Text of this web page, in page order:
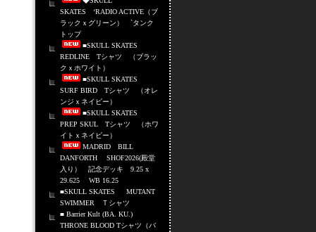
SKATES ‘RADIO ACTIVE（ブ
ラックｘグリーン） `タンク
トップ
■SKULL SKATES
REDLINE Tシャツ （ブラッ
クｘホワイト）
■SKULL SKATES
SURF BIRD Tシャツ （オレ
ンジｘネイビー）
■SKULL SKATES
PREP SKUL Tシャツ （ホワ
イトｘネイビー）
MADRID BILL
DANFORTH SHOF2026(殿堂
入り） 記念デッキ 9.25 x
29.625 WB 16.25
■SKULL SKATES MUTANT
SWIMMER Ｔシャツ
■ Barrier Kult (BA. KU.)
THRONE BLOOD Tシャツ（バ